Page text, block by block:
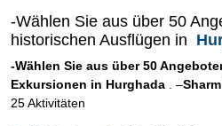
-Wählen Sie aus über 50
historischen Ausflügen in
-Wählen Sie aus über 50
Exkursionen in Hurghada . –
25 Aktivitäten